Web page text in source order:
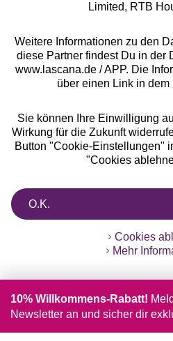
Limited, RTB
Weitere Informationen zu den
diese Partner findest Du in der
www.lascana.de / APP. Die
über einen Link in dem
Sie können Ihre Einwilligung
Wirkung für die Zukunft
Button "Cookie-Einstellungen"
"Cookies
O.K.
Cookies
Mehr
10% Willkommens-Rabatt!
Newsletter an und sicher dir